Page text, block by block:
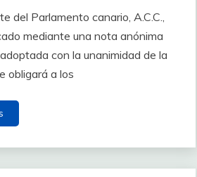
del Parlamento canario, A.C.C.,
mediante una nota anónima
con la unanimidad de la
obligará a los